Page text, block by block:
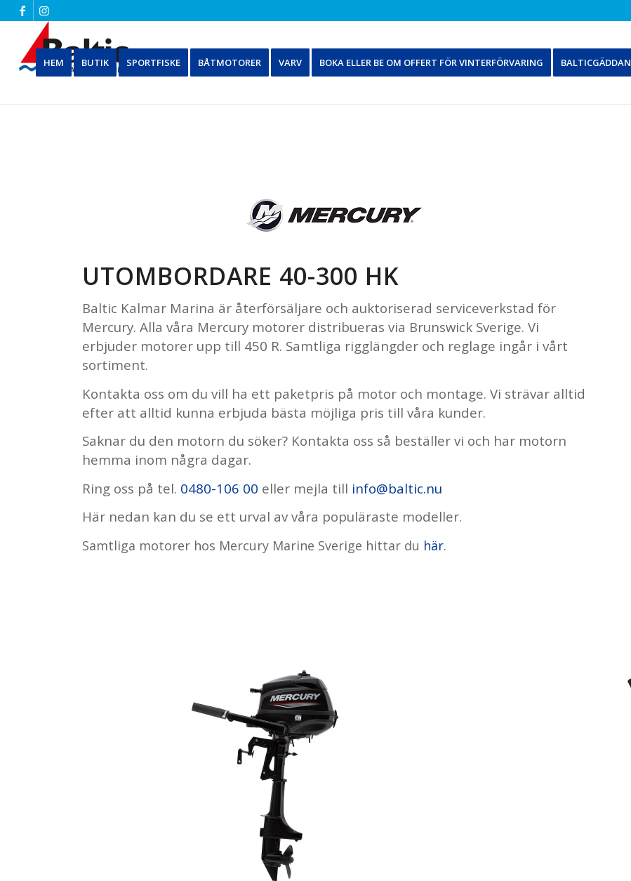
HEM BUTIK SPORTFISKE BÅTMOTORER VARV BOKA ELLER BE OM OFFERT FÖR VINTERFÖRVARING BALTICGÄDDAN
UTOMBORDARE 40-300 HK
Baltic Kalmar Marina är återförsäljare och auktoriserad serviceverkstad för
Mercury. Alla våra Mercury motorer distribueras via Brunswick Sverige. Vi
erbjuder motorer upp till 450 R. Samtliga rigglängder och reglage ingår i vårt
sortiment.
Kontakta oss om du vill ha ett paketpris på motor och montage. Vi strävar alltid
efter att alltid kunna erbjuda bästa möjliga pris till våra kunder.
Saknar du den motorn du söker? Kontakta oss så beställer vi och har motorn
hemma inom några dagar.
Ring oss på tel. 0480-106 00 eller mejla till info@baltic.nu
Här nedan kan du se ett urval av våra populäraste modeller.
Samtliga motorer hos Mercury Marine Sverige hittar du här.